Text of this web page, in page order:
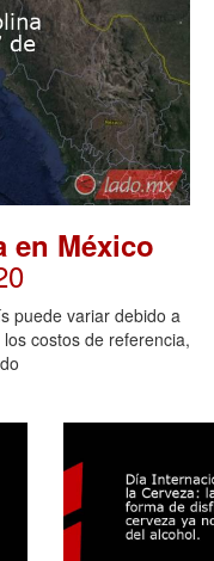
en México
puede variar debido a
costos de referencia,